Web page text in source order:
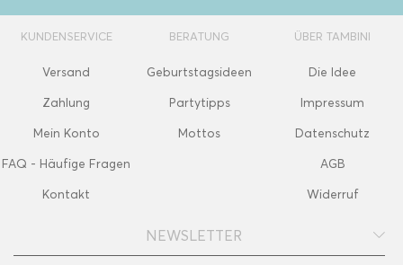
KUNDENSERVICE
Versand
Zahlung
Mein Konto
FAQ - Häufige Fragen
Kontakt
BERATUNG
Geburtstagsideen
Partytipps
Mottos
ÜBER TAMBINI
Die Idee
Impressum
Datenschutz
AGB
Widerruf
NEWSLETTER